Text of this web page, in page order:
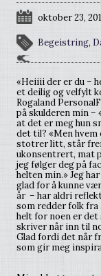
oktober 23,
Begeistring,
«Heiiii der er du –
et deilig og velfylt
Rogaland
på skulderen min –
at det er meg hun
det til? «Men hvem
stotrer litt, står
ukonsentrert, mat
jeg følger deg på
helten min.» Jeg
glad for å kunne
år – har aldri
som redder folk fra
helt for noen er det
skriver når inn til
Glad fordi det når
som gir meg